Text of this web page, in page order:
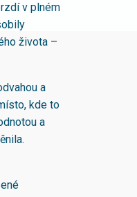
v plném
života –
a
kde to
a